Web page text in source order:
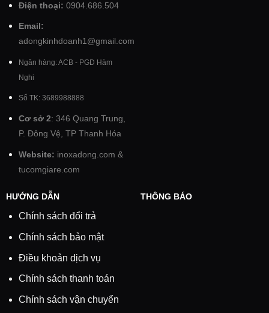
Điện thoại: 0904.686.504
Email:
adongkinhdoanh1@gmail.com
Ngân hàng: ACB - PGD Hàm
Nghi
Số TK: 3689988888
Cơ sở 2: 346 Quang Trung,
P. Đông Vệ, TP Thanh Hóa
Website: inoxadong.com &
tucomgiare.com
HƯỚNG DẪN
Chính sách đổi trả
Chính sách bảo mật
Điều khoản dịch vụ
Chính sách thanh toán
Chính sách vận chuyển
THÔNG BÁO